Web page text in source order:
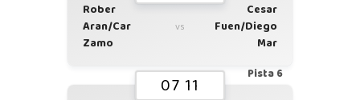
Rober
Aran/Car
Zamo
vs
Cesar
Fuen/Diego
Mar
Pista 6
07 11